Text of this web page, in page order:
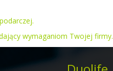
.
wymaganiom Twojej firmy.